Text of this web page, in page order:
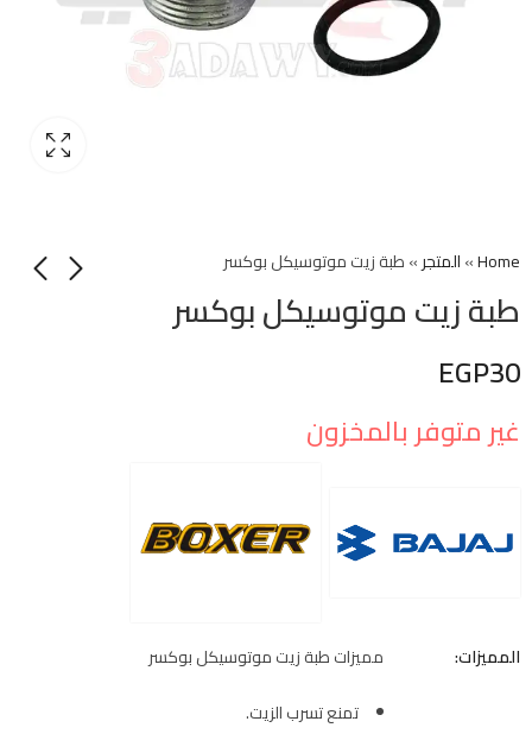
Home
»المتجر»طبة زيت موتوسيكل بوكسر
طبة زيت موتوسيكل بوكسر
EGP30
غير متوفر بالمخزون
المميزات:
مميزات طبة زيت موتوسيكل بوكسر
تمنع تسرب الزيت.